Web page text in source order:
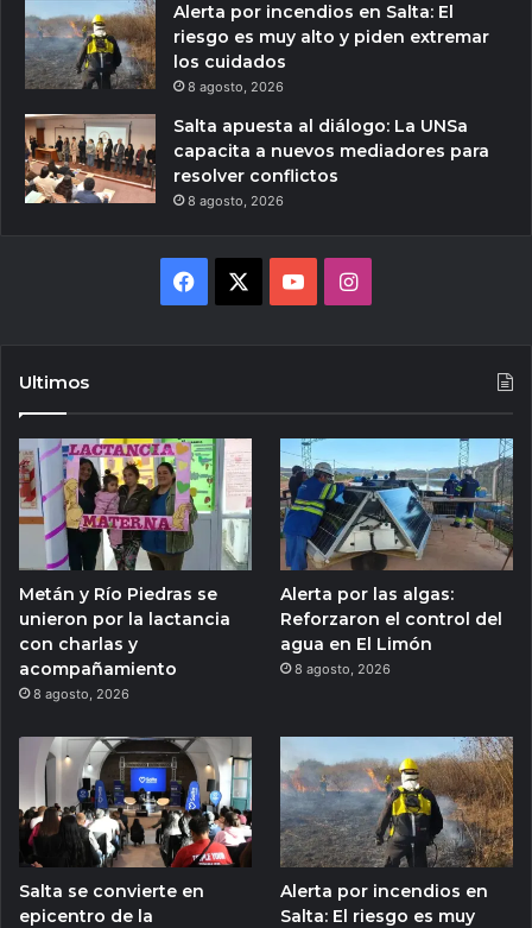
Alerta por incendios en Salta: El
riesgo es muy alto y piden extremar
los cuidados
8 agosto, 2026
Salta apuesta al diálogo: La UNSa
capacita a nuevos mediadores para
resolver conflictos
8 agosto, 2026
Facebook YouTubeInstagram
Ultimos
Metán y Río Piedras se
unieron por la lactancia
con charlas y
acompañamiento
8 agosto, 2026
Alerta por las algas:
Reforzaron el control del
agua en El Limón
8 agosto, 2026
Salta se convierte en
epicentro de la
Alerta por incendios en
Salta: El riesgo es muy